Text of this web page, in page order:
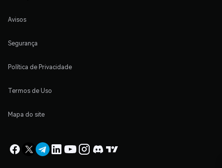
Avisos
Segurança
Política de Privacidade
Termos de Uso
Mapa do site